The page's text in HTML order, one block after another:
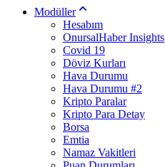
Modüller
Hesabım
OnursalHaber Insights
Covid 19
Döviz Kurları
Hava Durumu
Hava Durumu #2
Kripto Paralar
Kripto Para Detay
Borsa
Emtia
Namaz Vakitleri